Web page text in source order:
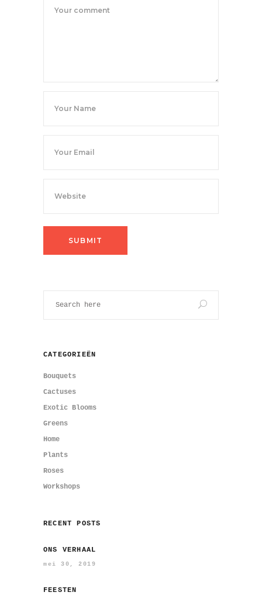
CATEGORIEËN
Bouquets
Cactuses
Exotic Blooms
Greens
Home
Plants
Roses
Workshops
RECENT POSTS
ONS VERHAAL
mei 30, 2019
FEESTEN